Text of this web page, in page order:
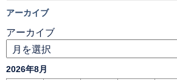
アーカイブ
アーカイブ
2026年8月